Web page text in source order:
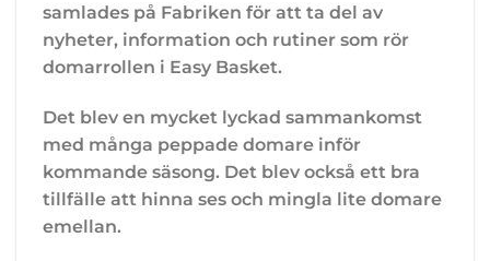
samlades på Fabriken för att ta del av
nyheter, information och rutiner som rör
domarrollen i Easy Basket.
Det blev en mycket lyckad sammankomst
med många peppade domare inför
kommande säsong. Det blev också ett bra
tillfälle att hinna ses och mingla lite domare
emellan.